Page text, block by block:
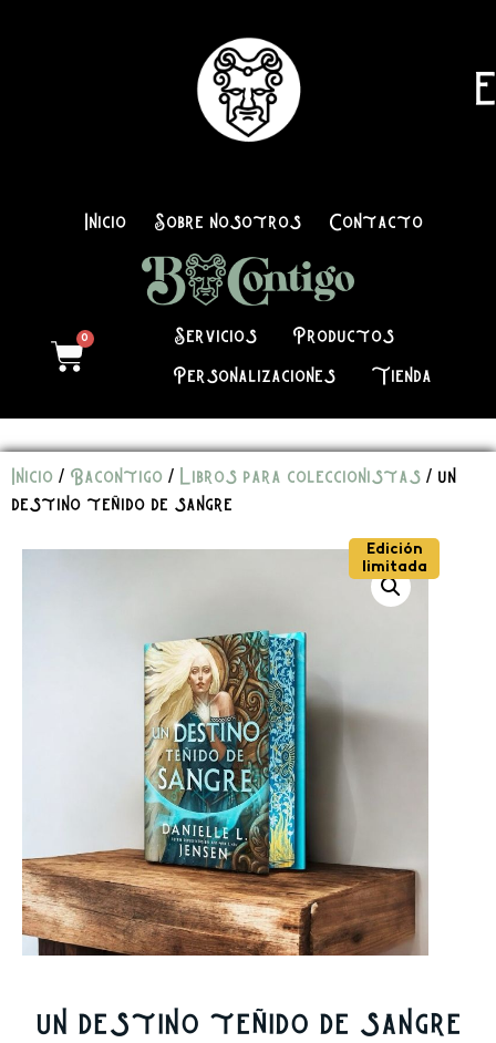
Inicio Sobre nosotros Contacto
0 Servicios Productos
Personalizaciones Tienda
Inicio / Bacontigo / Libros para coleccionistas / un
destino teñido de sangre
Edición
limitada
un destino teñido de sangre